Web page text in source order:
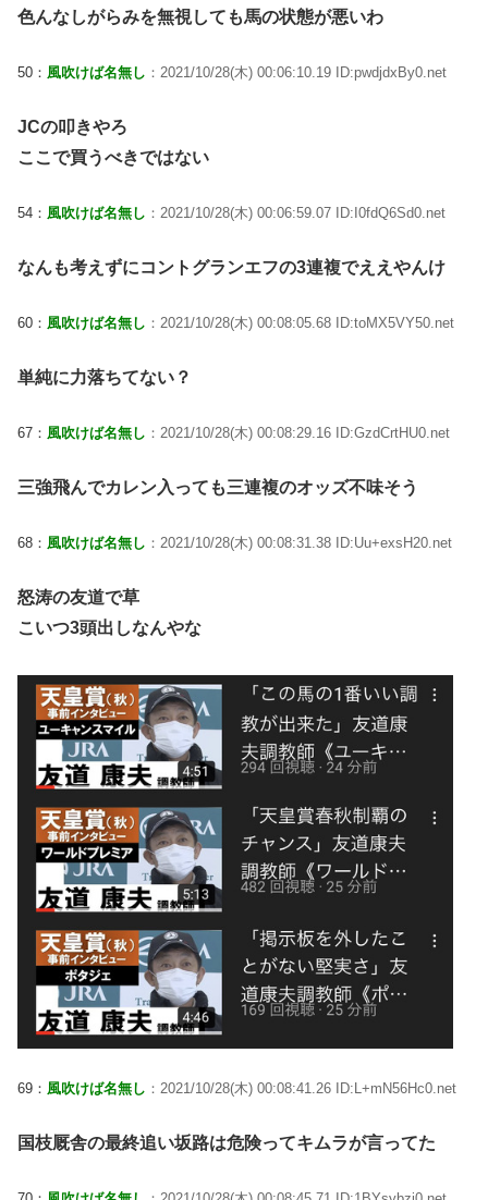
色んなしがらみを無視しても馬の状態が悪いわ
50： 風吹けば名無し ：2021/10/28(木) 00:06:10.19 ID:pwdjdxBy0.net
JCの叩きやろ
ここで買うべきではない
54： 風吹けば名無し ：2021/10/28(木) 00:06:59.07 ID:I0fdQ6Sd0.net
なんも考えずにコントグランエフの3連複でええやんけ
60： 風吹けば名無し ：2021/10/28(木) 00:08:05.68 ID:toMX5VY50.net
単純に力落ちてない？
67： 風吹けば名無し ：2021/10/28(木) 00:08:29.16 ID:GzdCrtHU0.net
三強飛んでカレン入っても三連複のオッズ不味そう
68： 風吹けば名無し ：2021/10/28(木) 00:08:31.38 ID:Uu+exsH20.net
怒涛の友道で草
こいつ3頭出しなんやな
69： 風吹けば名無し ：2021/10/28(木) 00:08:41.26 ID:L+mN56Hc0.net
国枝厩舎の最終追い坂路は危険ってキムラが言ってた